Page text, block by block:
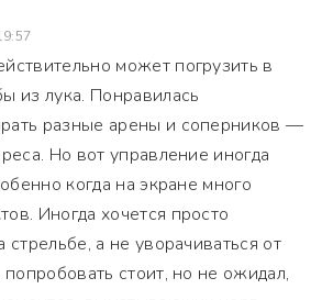
может погрузить в
из лука. Понравилась
разные арены и соперников —
Но вот управление иногда
когда на экране много
Иногда хочется просто
стрельбе, а не уворачиваться от
стоит, но не ожидал,